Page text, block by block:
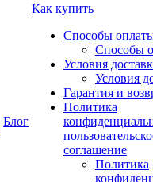
Блог
Как купить
Способы
Способы
Условия
Условия
Гарантия и
Политика
соглашение
Политика